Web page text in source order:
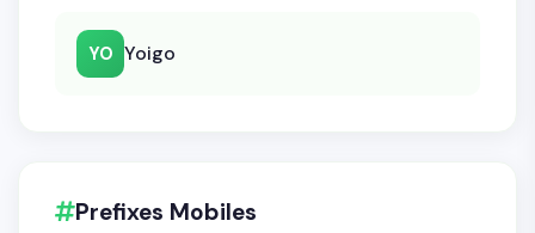
YO Yoigo
Prefixes Mobiles